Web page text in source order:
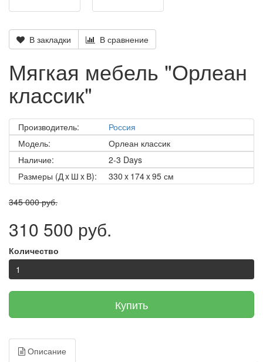
В закладки В сравнение
Мягкая мебель "Орлеан
классик"
Производитель:
Россия
Модель:
Орлеан классик
Наличие:
2-3 Days
Размеры (Д x Ш x В):
330 x 174 x 95 см
345 000 руб.
310 500 руб.
Количество
Купить
Описание